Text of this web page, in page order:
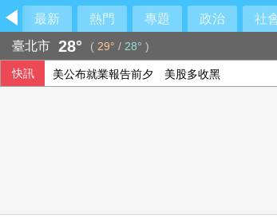
最新 熱門 專題 政治 社
臺北市 28° ( 29° / 28° )
快訊 美公布就業報告前夕 美股多收黑